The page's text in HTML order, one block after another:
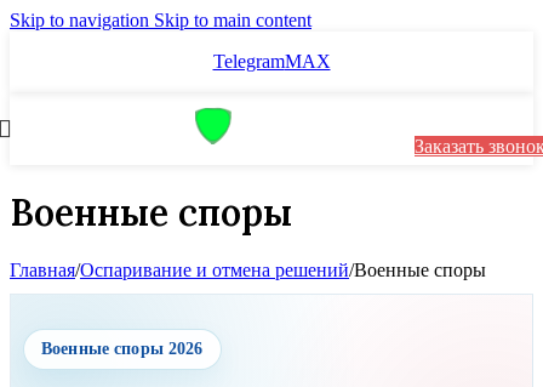
Skip to navigation Skip to main content
TelegramMAX
Заказать
Военные споры
Главная/Оспаривание и отмена решений/Военные споры
Военные споры 2026